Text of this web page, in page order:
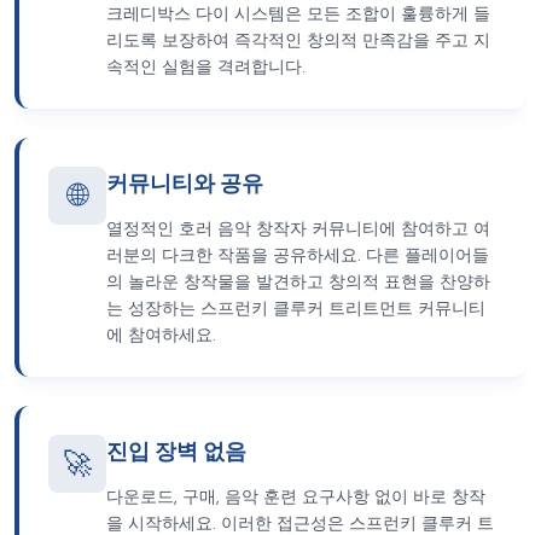
크레디박스 다이 시스템은 모든 조합이 훌륭하게 들
리도록 보장하여 즉각적인 창의적 만족감을 주고 지
속적인 실험을 격려합니다.
🌐 커뮤니티와 공유
열정적인 호러 음악 창작자 커뮤니티에 참여하고 여
러분의 다크한 작품을 공유하세요. 다른 플레이어들
의 놀라운 창작물을 발견하고 창의적 표현을 찬양하
는 성장하는 스프런키 클루커 트리트먼트 커뮤니티
에 참여하세요.
🚀 진입 장벽 없음
다운로드, 구매, 음악 훈련 요구사항 없이 바로 창작
을 시작하세요. 이러한 접근성은 스프런키 클루커 트